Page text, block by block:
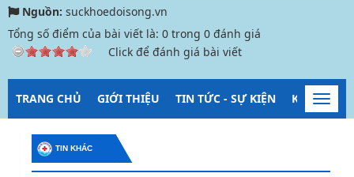
Nguồn: suckhoedoisong.vn
Tổng số điểm của bài viết là: 0 trong 0 đánh giá
Click để đánh giá bài viết
TRANG CHỦ GIỚI THIỆU TIN TỨC - SỰ KIỆN KIỂM
TIN KHÁC